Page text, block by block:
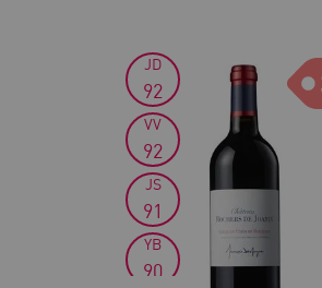
JD
92
VV
92
JS
91
YB
90